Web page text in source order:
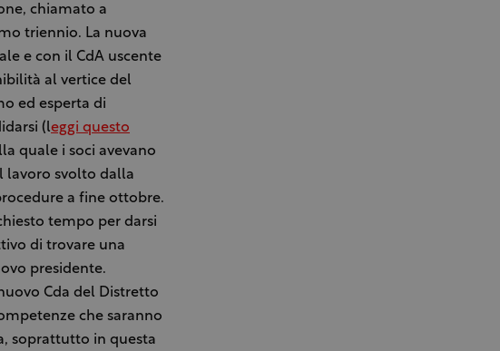
chiamato a
triennio. La nuova
e con il CdA uscente
al vertice del
ed esperta di
(leggi questo
quale i soci avevano
lavoro svolto dalla
a fine ottobre.
tempo per darsi
di trovare una
presidente.
Cda del Distretto
che saranno
soprattutto in questa